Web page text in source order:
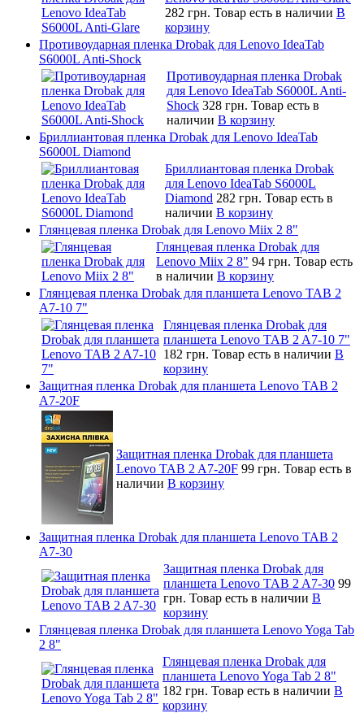
282 грн. Товар есть в наличии В
корзину
Противоударная пленка Drobak для Lenovo IdeaTab
S6000L Anti-Shock
Противоударная пленка Drobak
для Lenovo IdeaTab S6000L Anti-
Shock 328 грн. Товар есть в
наличии В корзину
Бриллиантовая пленка Drobak для Lenovo IdeaTab
S6000L Diamond
Бриллиантовая пленка Drobak
для Lenovo IdeaTab S6000L
Diamond 282 грн. Товар есть в
наличии В корзину
Глянцевая пленка Drobak для Lenovo Miix 2 8"
Глянцевая пленка Drobak для
Lenovo Miix 2 8" 94 грн. Товар есть
в наличии В корзину
Глянцевая пленка Drobak для планшета Lenovo TAB 2
A7-10 7"
Глянцевая пленка Drobak для
планшета Lenovo TAB 2 A7-10 7"
182 грн. Товар есть в наличии В
корзину
Защитная пленка Drobak для планшета Lenovo TAB 2
A7-20F
Защитная пленка Drobak для планшета
Lenovo TAB 2 A7-20F 99 грн. Товар есть в
наличии В корзину
Защитная пленка Drobak для планшета Lenovo TAB 2
A7-30
Защитная пленка Drobak для
планшета Lenovo TAB 2 A7-30 99
грн. Товар есть в наличии В
корзину
Глянцевая пленка Drobak для планшета Lenovo Yoga Tab
2 8"
Глянцевая пленка Drobak для
планшета Lenovo Yoga Tab 2 8"
182 грн. Товар есть в наличии В
корзину